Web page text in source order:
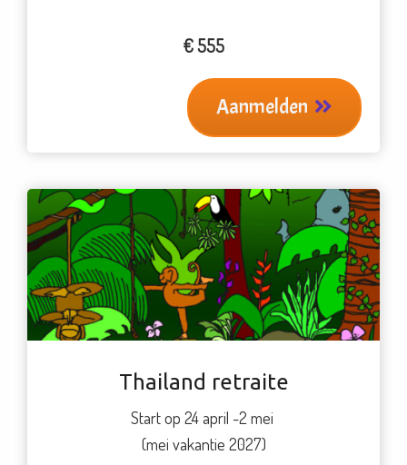
€ 555
Aanmelden
Thailand retraite
Start op 24 april -2 mei
(mei vakantie 2027)